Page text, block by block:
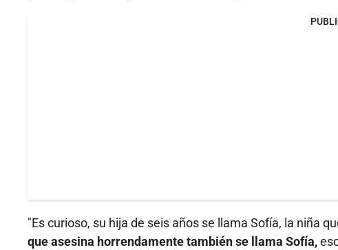
"Es curioso, su hija de seis años se llama Sofía, la niña
que asesina horrendamente también se llama Sofía,